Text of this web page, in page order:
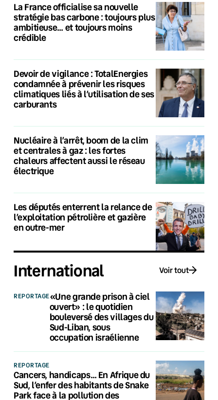
La France officialise sa nouvelle
stratégie bas carbone : toujours plus
ambitieuse… et toujours moins
crédible
Devoir de vigilance : TotalEnergies
condamnée à prévenir les risques
climatiques liés à l’utilisation de ses
carburants
Nucléaire à l’arrêt, boom de la clim
et centrales à gaz : les fortes
chaleurs affectent aussi le réseau
électrique
Les députés enterrent la relance de
l’exploitation pétrolière et gazière
en outre-mer
International Voir tout
REPORTAGE«Une grande prison à ciel
ouvert» : le quotidien
bouleversé des villages du
Sud-Liban, sous
occupation israélienne
REPORTAGE
Cancers, handicaps… En Afrique du
Sud, l’enfer des habitants de Snake
Park face à la pollution des